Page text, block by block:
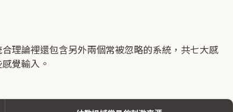
理論裡還包含另外兩個常被忽略的系統，共七大感
覺輸入。